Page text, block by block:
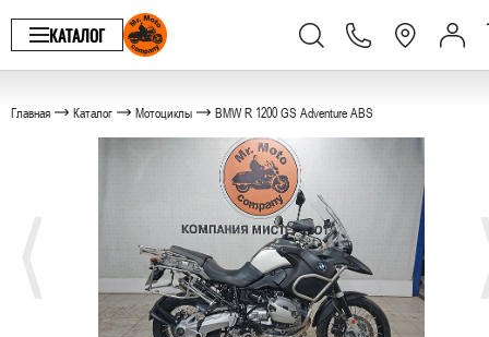
КАТАЛОГ
Главная Каталог Мотоциклы BMW R 1200 GS Adventure ABS